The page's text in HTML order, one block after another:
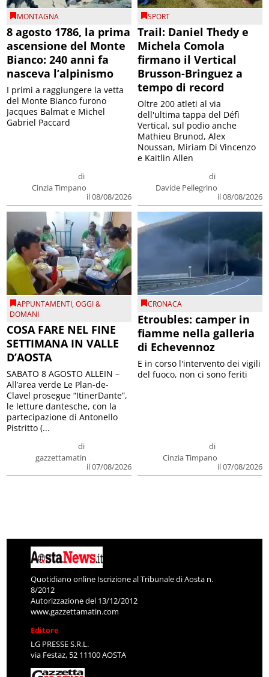
MONTAGNA
8 agosto 1786, la prima
ascensione del Monte
Bianco: 240 anni fa
nasceva l’alpinismo
di
Cinzia Timpano
il 08/08/2026
I primi a raggiungere la vetta
del Monte Bianco furono
Jacques Balmat e Michel
Gabriel Paccard
SPORT
Trail: Daniel Thedy e
Michela Comola
firmano il Vertical
Brusson-Bringuez a
tempo di record
di
Davide Pellegrino
il 08/08/2026
Oltre 200 atleti al via
dell'ultima tappa del Défì
Vertical, sul podio anche
Mathieu Brunod, Alex
Noussan, Miriam Di Vincenzo
e Kaitlin Allen
APPUNTAMENTI,OGGI &
DOMANI
COSA FARE NEL FINE
SETTIMANA IN VALLE
D’AOSTA
di
gazzettamatin
il 07/08/2026
SABATO 8 AGOSTO ALLEIN –
All’area verde Le Plan-de-
Clavel prosegue “ItinerDante”,
le letture dantesche, con la
partecipazione di Antonello
Pistritto (...
CRONACA
Etroubles: camper in
fiamme nella galleria
di Echevennoz
di
Cinzia Timpano
il 07/08/2026
E in corso l'intervento dei vigili
del fuoco, non ci sono feriti
Quotidiano online Iscrizione al Tribunale di Aosta n.
8/2012
Autorizzazione del 13/12/2012
www.gazzettamatin.com
Editore
LG PRESSE S.R.L.
via Festaz, 52 11100 AOSTA